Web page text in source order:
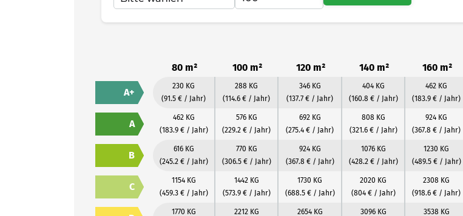
80 m² 100 m² 120 m² 140 m² 160 m²
A+
230 KG
(91.5 € / Jahr)
288 KG
(114.6 € / Jahr)
346 KG
(137.7 € / Jahr)
404 KG
(160.8 € / Jahr)
462 KG
(183.9 € / Jahr)
A
462 KG
(183.9 € / Jahr)
576 KG
(229.2 € / Jahr)
692 KG
(275.4 € / Jahr)
808 KG
(321.6 € / Jahr)
924 KG
(367.8 € / Jahr)
B
616 KG
(245.2 € / Jahr)
770 KG
(306.5 € / Jahr)
924 KG
(367.8 € / Jahr)
1076 KG
(428.2 € / Jahr)
1230 KG
(489.5 € / Jahr)
C
1154 KG
(459.3 € / Jahr)
1442 KG
(573.9 € / Jahr)
1730 KG
(688.5 € / Jahr)
2020 KG
(804 € / Jahr)
2308 KG
(918.6 € / Jahr)
1770 KG 2212 KG 2654 KG 3096 KG 3538 KG